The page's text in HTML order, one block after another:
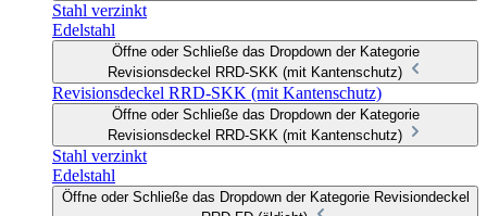
Stahl verzinkt
Edelstahl
Öffne oder Schließe das Dropdown der Kategorie
Revisionsdeckel RRD-SKK (mit Kantenschutz)
Revisionsdeckel RRD-SKK (mit Kantenschutz)
Öffne oder Schließe das Dropdown der Kategorie
Revisionsdeckel RRD-SKK (mit Kantenschutz)
Stahl verzinkt
Edelstahl
Öffne oder Schließe das Dropdown der Kategorie Revisiondeckel